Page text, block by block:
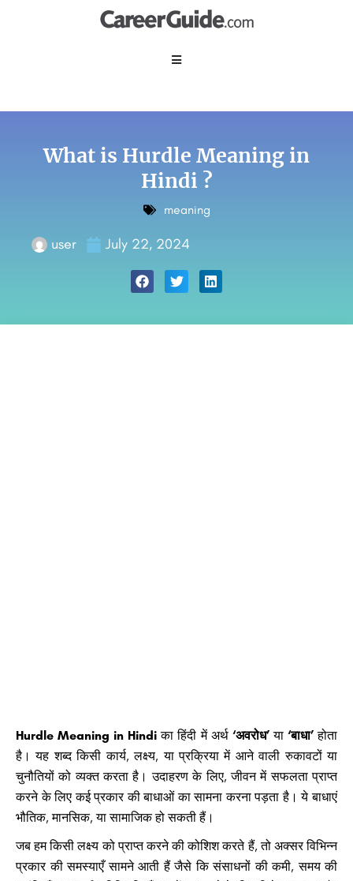
What is Hurdle Meaning in
Hindi ?
meaning
user July 22, 2024
Hurdle Meaning in Hindi का हिंदी में अर्थ ‘अवरोध’या ‘बाधा’होता
है। यह शब्द किसी कार्य, लक्ष्य, या प्रक्रिया में आने वाली रुकावटों या
चुनौतियों को व्यक्त करता है। उदाहरण के लिए, जीवन में सफलता प्राप्त
करने के लिए कई प्रकार की बाधाओं का सामना करना पड़ता है। ये बाधाएं
भौतिक, मानसिक, या सामाजिक हो सकती हैं।
जब हम किसी लक्ष्य को प्राप्त करने की कोशिश करते हैं, तो अक्सर विभिन्न
प्रकार की समस्याएँ सामने आती हैं जैसे कि संसाधनों की कमी, समय की